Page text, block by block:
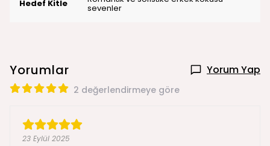
Hedef Kitle
sevenler
Yorumlar Yorum Yap
2 değerlendirmeye göre
23 Eylül 2025